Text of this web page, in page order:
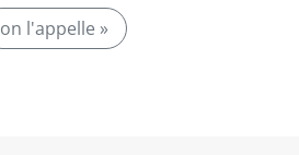
on l'appelle »